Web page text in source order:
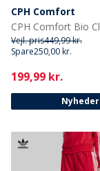
CPH Comfort
Vejl. pris449,99 kr.
Spare250,00 kr.
Current
199,99 kr.
Nyheder